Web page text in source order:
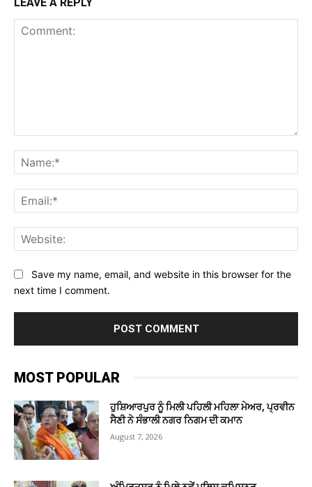
LEAVE A REPLY
Save my name, email, and website in this browser for the
next time I comment.
MOST POPULAR
ਹੁਸ਼ਿਆਰਪੁਰ ਨੂੰ ਮਿਲੀ ਪਹਿਲੀ ਮਹਿਲਾ ਮੇਅਰ, ਪ੍ਰਵੀਨ
ਸੈਣੀ ਨੇ ਸੰਭਾਲੀ ਨਗਰ ਨਿਗਮ ਦੀ ਕਮਾਨ
August 7, 2026